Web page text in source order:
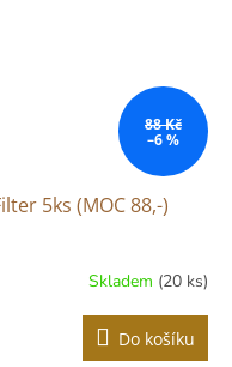
88 Kč
–6 %
5ks (MOC 88,-)
Skladem (20 ks)
Do košíku